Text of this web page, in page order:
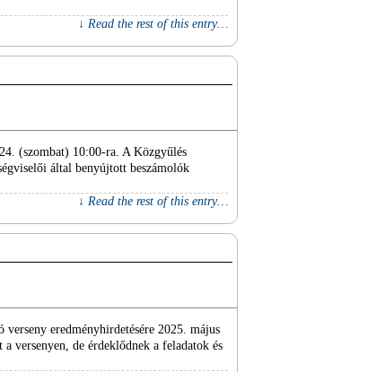
↓ Read the rest of this entry…
(szombat) 10:00-ra. A Közgyűlés
által benyújtott beszámolók
↓ Read the rest of this entry…
eredményhirdetésére 2025. május
versenyen, de érdeklődnek a feladatok és